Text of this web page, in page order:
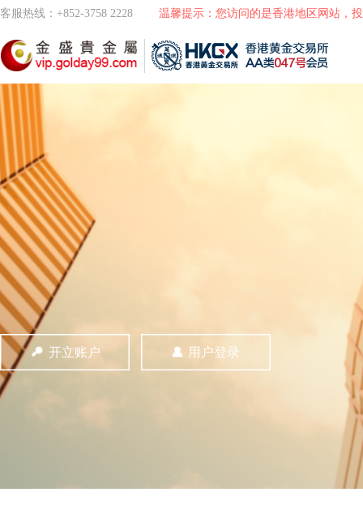
客服热线：+852-3758 2228 温馨提示：您访问的是香港地区网站，
开立账户 用户登录